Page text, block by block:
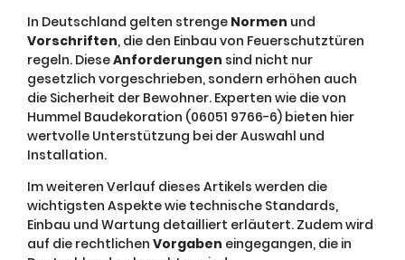
In Deutschland gelten strenge Normen und
Vorschriften, die den Einbau von Feuerschutztüren
regeln. DieseAnforderungen sind nicht nur
gesetzlich vorgeschrieben, sondern erhöhen auch
die Sicherheit der Bewohner. Experten wie die von
Hummel Baudekoration (06051 9766-6) bieten hier
wertvolle Unterstützung bei der Auswahl und
Installation.
Im weiteren Verlauf dieses Artikels werden die
wichtigsten Aspekte wie technische Standards,
Einbau und Wartung detailliert erläutert. Zudem wird
auf die rechtlichen Vorgaben eingegangen, die in